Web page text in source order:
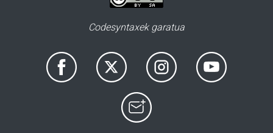
Codesyntaxek garatua